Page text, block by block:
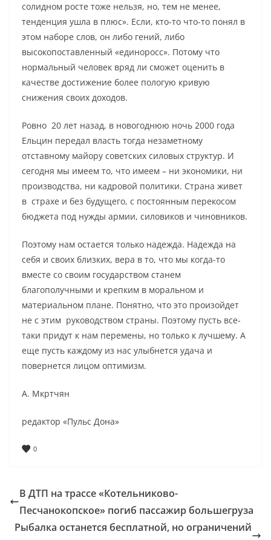
солидном росте тоже нельзя, но, тем не менее,
тенденция ушла в плюс». Если, кто-то что-то понял в
этом наборе слов, он либо гений, либо
высокопоставленный «единоросс». Потому что
нормальный человек вряд ли сможет оценить в
качестве достижение более пологую кривую
снижения своих доходов.
Ровно 20 лет назад, в новогоднюю ночь 2000 года
Ельцин передал власть тогда незаметному
отставному майору советских силовых структур. И
сегодня мы имеем то, что имеем – ни экономики, ни
производства, ни кадровой политики. Страна живет
в страхе и без будущего, с постоянным перекосом
бюджета под нужды армии, силовиков и чиновников.
Поэтому нам остается только надежда. Надежда на
себя и своих близких, вера в то, что мы когда-то
вместе со своим государством станем
благополучными и крепким в моральном и
материальном плане. Понятно, что это произойдет
не с этим руководством страны. Поэтому пусть все-
таки придут к нам перемены, но только к лучшему. А
еще пусть каждому из нас улыбнется удача и
повернется лицом оптимизм.
А. Мкртчян
редактор «Пульс Дона»
0
В ДТП на трассе «Котельниково-
Песчанокопское» погиб пассажир большегруза
Рыбалка останется бесплатной, но ограничений